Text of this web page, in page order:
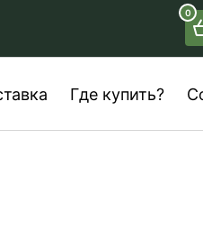
0
Где купить?